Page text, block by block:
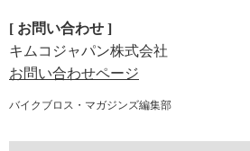
[ お問い合わせ ]
キムコジャパン株式会社
お問い合わせページ
バイクブロス・マガジンズ編集部